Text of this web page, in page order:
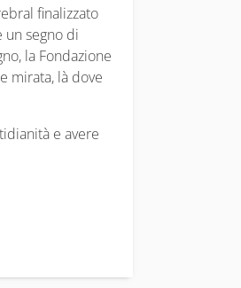
finalizzato
segno di
la Fondazione
mirata, là dove
e avere